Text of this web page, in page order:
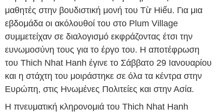
μαθητές στην βουδιστική μονή του Từ Hiếu. Για μια
εβδομάδα οι ακόλουθοί του στο Plum Village
συμμετείχαν σε διαλογισμό εκφράζοντας έτσι την
ευνωμοσύνη τους για το έργο του. Η αποτέφρωση
του Thich Nhat Hanh έγινε το Σάββατο 29 Ιανουαρίου
και η στάχτη του μοιράστηκε σε όλα τα κέντρα στην
Ευρώπη, στις Ηνωμένες Πολιτείες και στην Ασία.
Η πνευματική κληρονομιά του Thich Nhat Hanh